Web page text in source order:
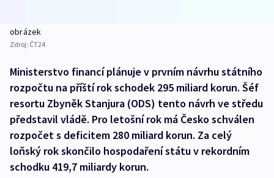
obrázek
Zdroj: ČT24
Ministerstvo financí plánuje v prvním návrhu státního
rozpočtu na příští rok schodek 295 miliard korun. Šéf
resortu Zbyněk Stanjura (ODS) tento návrh ve středu
představil vládě. Pro letošní rok má Česko schválen
rozpočet s deficitem 280 miliard korun. Za celý
loňský rok skončilo hospodaření státu v rekordním
schodku 419,7 miliardy korun.